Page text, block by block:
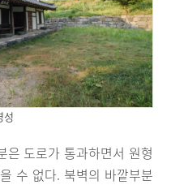
성
도로가 통과하면서 원형
수 없다. 북벽의 바깥부분